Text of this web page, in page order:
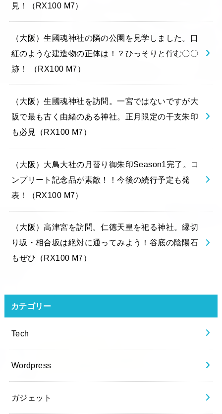
見！（RX100 M7）
（大阪）生國魂神社の隣の公園を見学しました。口
紅のような建造物の正体は！？ひっそりと佇む〇〇
跡！ （RX100 M7）
（大阪）生國魂神社を訪問。一宮ではないですが大
阪で最も古く由緒のある神社。正月限定の干支朱印
も必見（RX100 M7）
（大阪）大鳥大社の月替り御朱印Season1完了。コ
ンプリート記念品が素敵！！今後の続行予定も発
表！（RX100 M7）
（大阪）高津宮を訪問。仁徳天皇を祀る神社。縁切
り坂・相合坂は絶対に通ってみよう！谷底の陰陽石
もぜひ（RX100 M7）
カテゴリー
Tech
Wordpress
ガジェット